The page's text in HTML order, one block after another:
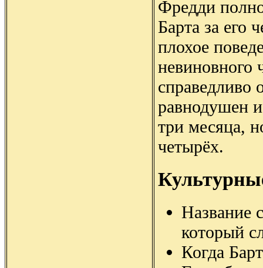
Фредди
Барта за его
плохое
справедливо
равнодушен и
три месяца,
четырёх.
Название
который
Когда